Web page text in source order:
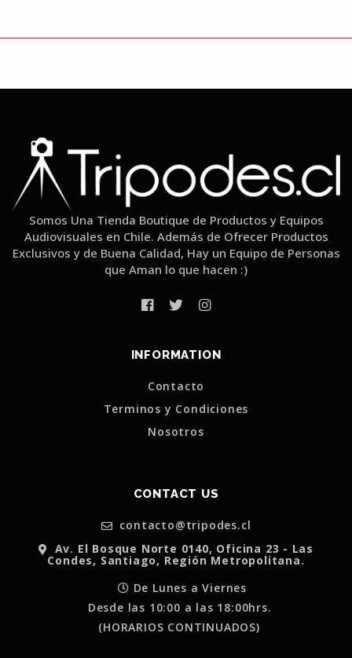
Somos Una Tienda Boutique de Productos y Equipos
Audiovisuales en Chile. Además de Ofrecer Productos
Exclusivos y de Buena Calidad, Hay un Equipo de Personas
que Aman lo que hacen :)
INFORMATION
Contacto
Terminos y Condiciones
Nosotros
CONTACT US
contacto@tripodes.cl
Av. El Bosque Norte 0140, Oficina 23 - Las
Condes, Santiago, Región Metropolitana.
De Lunes a Viernes
Desde las 10:00 a las 18:00hrs.
(HORARIOS CONTINUADOS)